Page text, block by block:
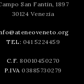
San Fantin, 1897
30124 Venezia
TEL: 041 5224459
C.F. 80010450270
P.IVA 03885730279